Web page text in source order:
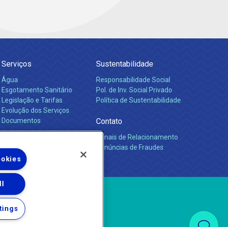
Serviços
Água
Esgotamento Sanitário
Legislação e Tarifas
Evolução dos Serviços
Documentos
Sustentabilidade
Responsabilidade Social
Pol. de Inv. Social Privado
Política de Sustentabilidade
Contato
Canais de Relacionamento
Denúncias de Fraudes